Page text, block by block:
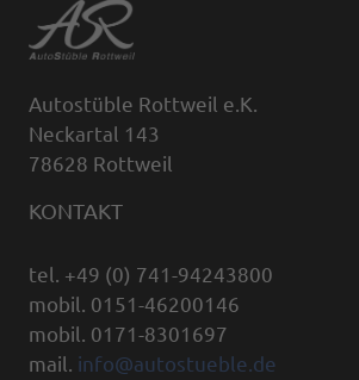
Autostüble Rottweil e.K.
Neckartal 143
78628 Rottweil
KONTAKT
tel. +49 (0) 741-94243800
mobil. 0151-46200146
mobil. 0171-8301697
mail. info@autostueble.de